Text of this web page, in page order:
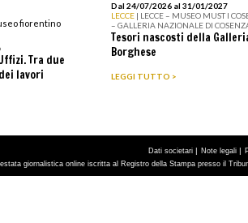
fiorentino
Tra due
lavori
Dal 24/07/2026 al 31/01/2027
LECCE | LECCE – MUSEO MUST I
– GALLERIA NAZIONALE DI
Tesori nascosti della
Borghese
LEGGI TUTTO >
Dati societari | Note legali |
giornalistica online iscritta al Registro della Stampa presso il